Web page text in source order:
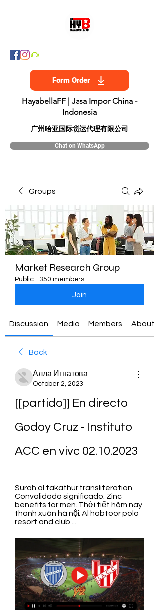
Form Order
HayabellaFF | Jasa Impor China -
Indonesia
​广州哈亚国际货运代理有限公司
Chat on WhatsApp
Groups
Market Research Group
Public · 350 members
Join
Discussion Media Members About
Back
Алла Игнатова
October 2, 2023
[[partido]] En directo
Godoy Cruz - Instituto
ACC en vivo 02.10.2023
Surah al takathur transliteration.
Convalidado significado. Zinc
benefits for men. Thời tiết hôm nay
thanh xuân hà nội. Al habtoor polo
resort and club ...